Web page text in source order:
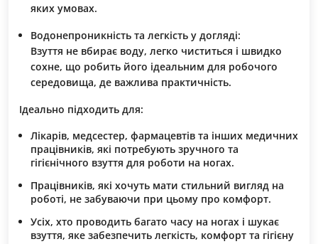
яких умовах.
Водонепроникність та легкість у догляді:
Взуття не вбирає воду, легко чиститься і швидко
сохне, що робить його ідеальним для робочого
середовища, де важлива практичність.
Ідеально підходить для:
Лікарів, медсестер, фармацевтів та інших медичних
працівників, які потребують зручного та
гігієнічного взуття для роботи на ногах.
Працівників, які хочуть мати стильний вигляд на
роботі, не забуваючи при цьому про комфорт.
Усіх, хто проводить багато часу на ногах і шукає
взуття, яке забезпечить легкість, комфорт та гігієну